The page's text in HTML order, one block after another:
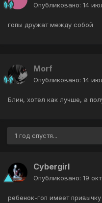
Опубликовано: 14
гопы дружат между собой
Morf
Опубликовано: 14
Блин, хотел как лучше, а
1 год спустя...
Cybergirl
Опубликовано: 19
ребенок-гоп имеет